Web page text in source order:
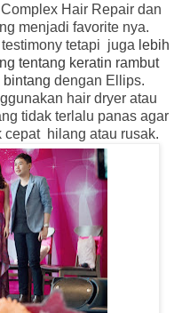
Hair Repair dan
menjadi favorite nya.
tetapi juga lebih
tentang keratin rambut
bintang dengan Ellips.
hair dryer atau
tidak terlalu panas agar
cepat hilang atau rusak.